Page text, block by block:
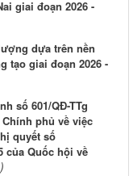
giai đoạn 2026 -
dựa trên nền
tạo giai đoạn 2026 -
số 601/QĐ-TTg
phủ về việc
quyết số
của Quốc hội về